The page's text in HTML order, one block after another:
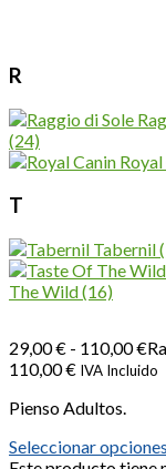
R
(24)
T
Tabernil
The Wild(16)
29,00€ - 110,00€
110,00 € IVA Incluido
Pienso Adultos.
Seleccionar opciones